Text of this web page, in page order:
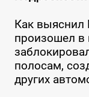
Как выяснил
произошел
полосам,
других